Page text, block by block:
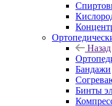
Назад
Бандажи
Бинты